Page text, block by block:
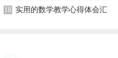
5篇）
18 实用的数学教学心得体会汇